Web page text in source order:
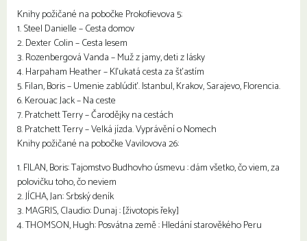
Knihy požičané na pobočke Prokofievova 5:
1. Steel Danielle – Cesta domov
2. Dexter Colin – Cesta lesem
3. Rozenbergová Vanda – Muž z jamy, deti z lásky
4. Harpaham Heather – Kľukatá cesta za šťastím
5. Filan, Boris – Umenie zablúdiť. Istanbul, Krakov, Sarajevo, Florencia.
6. Kerouac Jack – Na ceste
7. Pratchett Terry – Čarodějky na cestách
8. Pratchett Terry – Velká jízda. Vyprávění o Nomech
Knihy požičané na pobočke Vavilovova 26:
1. FILAN, Boris: Tajomstvo Budhovho úsmevu : dám všetko, čo viem, za
polovičku toho, čo neviem
2. JÍCHA, Jan: Srbský deník
3. MAGRIS, Claudio: Dunaj : [životopis řeky]
4. THOMSON, Hugh: Posvátna země : Hledání starověkého Peru